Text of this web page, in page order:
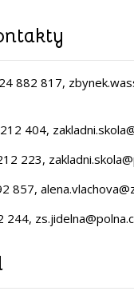
882 817,
404,
223,
857,
244,